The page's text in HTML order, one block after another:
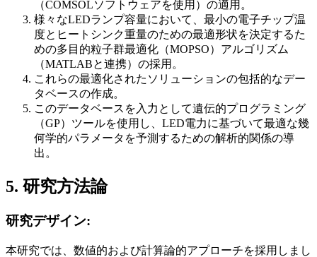
（COMSOLソフトウェアを使用）の適用。
様々なLEDランプ容量において、最小の電子チップ温
度とヒートシンク重量のための最適形状を決定するた
めの多目的粒子群最適化（MOPSO）アルゴリズム
（MATLABと連携）の採用。
これらの最適化されたソリューションの包括的なデー
タベースの作成。
このデータベースを入力として遺伝的プログラミング
（GP）ツールを使用し、LED電力に基づいて最適な幾
何学的パラメータを予測するための解析的関係の導
出。
5. 研究方法論
研究デザイン:
本研究では、数値的および計算論的アプローチを採用しまし